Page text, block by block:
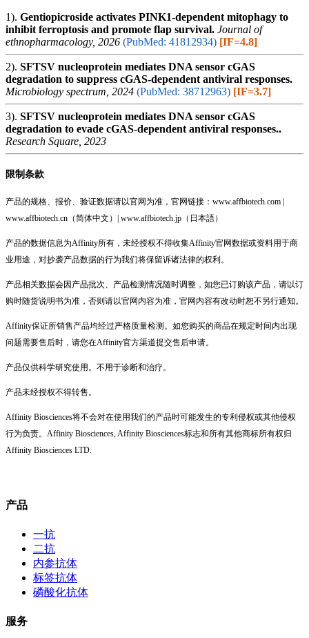
1). Gentiopicroside activates PINK1-dependent mitophagy to
inhibit ferroptosis and promote flap survival. Journal of
ethnopharmacology, 2026 (PubMed: 41812934) [IF=4.8]
2). SFTSV nucleoprotein mediates DNA sensor cGAS
degradation to suppress cGAS-dependent antiviral responses.
Microbiology spectrum, 2024 (PubMed: 38712963) [IF=3.7]
3). SFTSV nucleoprotein mediates DNA sensor cGAS
degradation to evade cGAS-dependent antiviral responses..
Research Square, 2023
限制条款
产品的规格、报价、验证数据请以官网为准，官网链接：www.affbiotech.com |
www.affbiotech.cn（简体中文）| www.affbiotech.jp（日本語）
产品的数据信息为Affinity所有，未经授权不得收集Affinity官网数据或资料用于商
业用途，对抄袭产品数据的行为我们将保留诉诸法律的权利。
产品相关数据会因产品批次、产品检测情况随时调整，如您已订购该产品，请以订
购时随货说明书为准，否则请以官网内容为准，官网内容有改动时恕不另行通知。
Affinity保证所销售产品均经过严格质量检测。如您购买的商品在规定时间内出现
问题需要售后时，请您在Affinity官方渠道提交售后申请。
产品仅供科学研究使用。不用于诊断和治疗。
产品未经授权不得转售。
Affinity Biosciences将不会对在使用我们的产品时可能发生的专利侵权或其他侵权
行为负责。Affinity Biosciences, Affinity Biosciences标志和所有其他商标所有权归
Affinity Biosciences LTD.
产品
一抗
二抗
内参抗体
标签抗体
磷酸化抗体
服务